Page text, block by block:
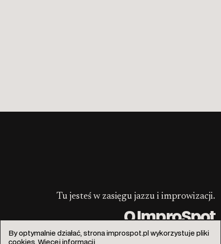
Tu jesteś w zasięgu jazzu i improwizacji.
O ImproSpot
By optymalnie działać, strona improspot.pl wykorzystuje pliki
cookies. Więcej informacji